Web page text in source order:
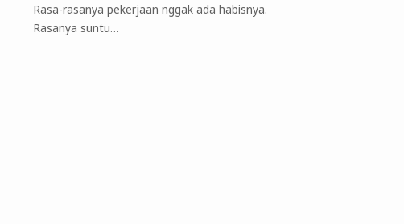
Rasa-rasanya pekerjaan nggak ada habisnya.
Rasanya suntu…